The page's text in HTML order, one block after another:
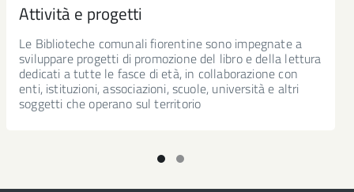
Attività e progetti
Le Biblioteche comunali fiorentine sono impegnate a
sviluppare progetti di promozione del libro e della lettura
dedicati a tutte le fasce di età, in collaborazione con
enti, istituzioni, associazioni, scuole, università e altri
soggetti che operano sul territorio